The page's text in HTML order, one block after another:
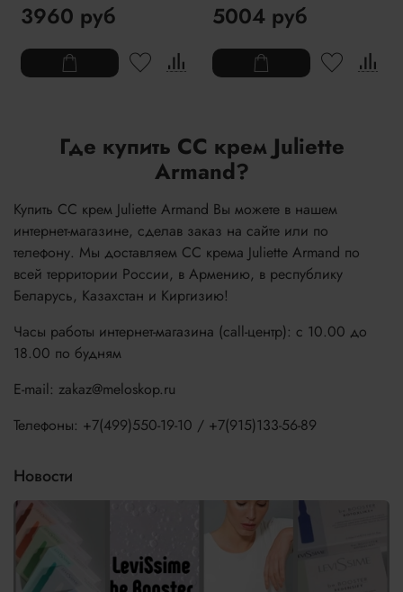
3960 руб 5004 руб
Где купить CC крем Juliette
Armand?
Купить CC крем Juliette Armand Вы можете в нашем
интернет-магазине, сделав заказ на сайте или по
телефону. Мы доставляем CC крема Juliette Armand по
всей территории России, в Армению, в республику
Беларусь, Казахстан и Киргизию!
Часы работы интернет-магазина (call-центр): с 10.00 до
18.00 по будням
E-mail: zakaz@meloskop.ru
Телефоны: +7(499)550-19-10 / +7(915)133-56-89
Новости